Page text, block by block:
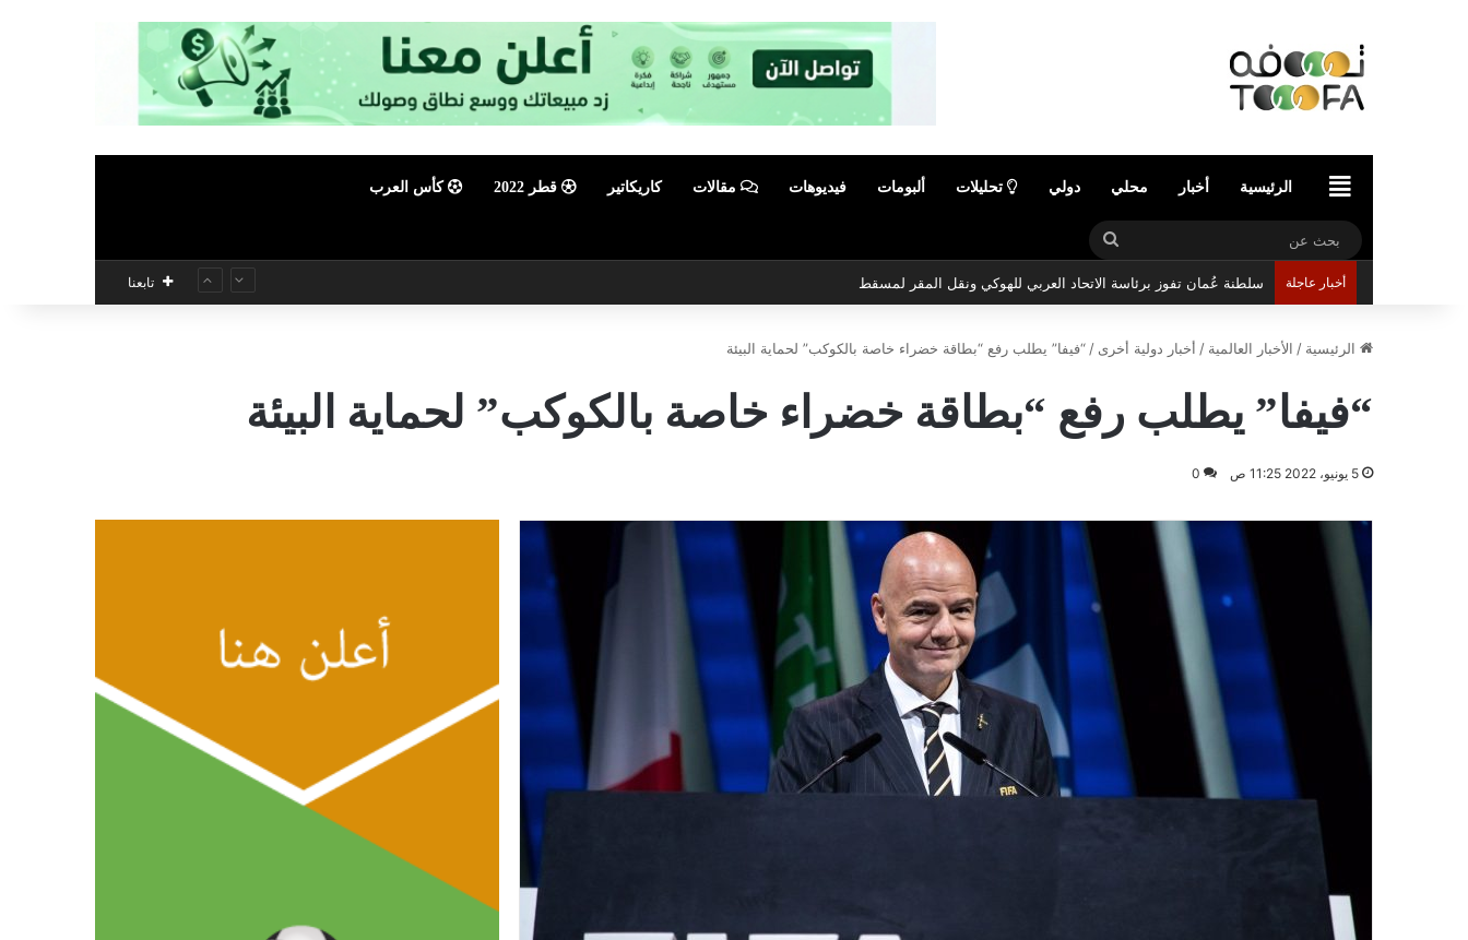
الرئيسيةالرئيسية أخبار محلي دولي تحليلات ألبومات فيديوهات مقالات كاريكاتير قطر 2022 كأس العرب
بحث
عن
أخبار عاجلة سلطنة عُمان تفوز برئاسة الاتحاد العربي للهوكي ونقل المقر لمسقط تابعنا
الرئيسية / الأخبار العالمية / أخبار دولية أخرى /“فيفا” يطلب رفع “بطاقة خضراء خاصة بالكوكب” لحماية البيئة
“فيفا” يطلب رفع “بطاقة خضراء خاصة بالكوكب” لحماية البيئة
5 يونيو، 2022 11:25 ص 0